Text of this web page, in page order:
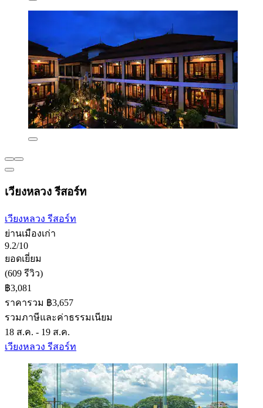
เวียงหลวง รีสอร์ท
เวียงหลวง รีสอร์ท
ย่านเมืองเก่า
9.2/10
ยอดเยี่ยม
(609 รีวิว)
฿3,081
ราคารวม ฿3,657
รวมภาษีและค่าธรรมเนียม
18 ส.ค. - 19 ส.ค.
เวียงหลวง รีสอร์ท